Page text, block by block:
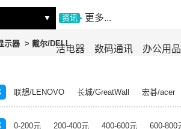
机 存储设备
活电器 数码通讯 办公用品
▼ 资讯 更多...
示器 > 戴尔/DELL
联想/LENOVO 长城/GreatWall
宏碁/acer
乐/Fuji Xerox
华硕/ASUS 戴尔/DELL
三
/PHILIPS
TCL 长虹/CHANGHONG
索尼
0-200元 200-400元 400-600元 600-800